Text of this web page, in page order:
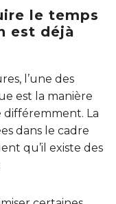
le temps
est déjà
l’une des
est la manière
La
dans le cadre
qu’il existe des